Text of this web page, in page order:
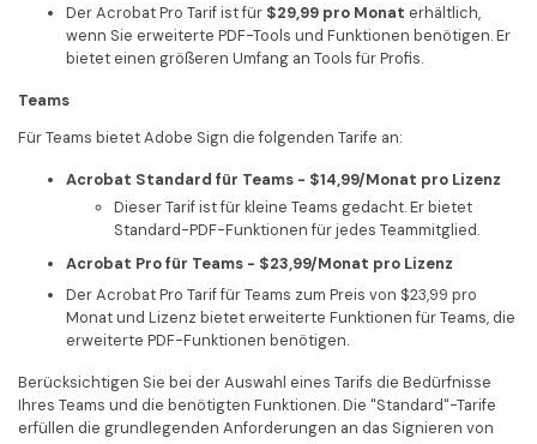
Der Acrobat Pro Tarif ist für $29,99 pro Monat erhältlich,
wenn Sie erweiterte PDF-Tools und Funktionen benötigen. Er
bietet einen größeren Umfang an Tools für Profis.
Teams
Für Teams bietet Adobe Sign die folgenden Tarife an:
Acrobat Standard für Teams - $14,99/Monat pro Lizenz
Dieser Tarif ist für kleine Teams gedacht. Er bietet
Standard-PDF-Funktionen für jedes Teammitglied.
Acrobat Pro für Teams - $23,99/Monat pro Lizenz
Der Acrobat Pro Tarif für Teams zum Preis von $23,99 pro
Monat und Lizenz bietet erweiterte Funktionen für Teams, die
erweiterte PDF-Funktionen benötigen.
Berücksichtigen Sie bei der Auswahl eines Tarifs die Bedürfnisse
Ihres Teams und die benötigten Funktionen. Die "Standard"-Tarife
erfüllen die grundlegenden Anforderungen an das Signieren von